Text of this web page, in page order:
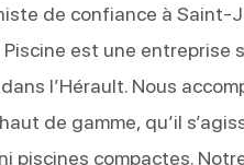
de confiance à
est une
l’Hérault. Nous
de gamme, qu’il
piscines compactes.